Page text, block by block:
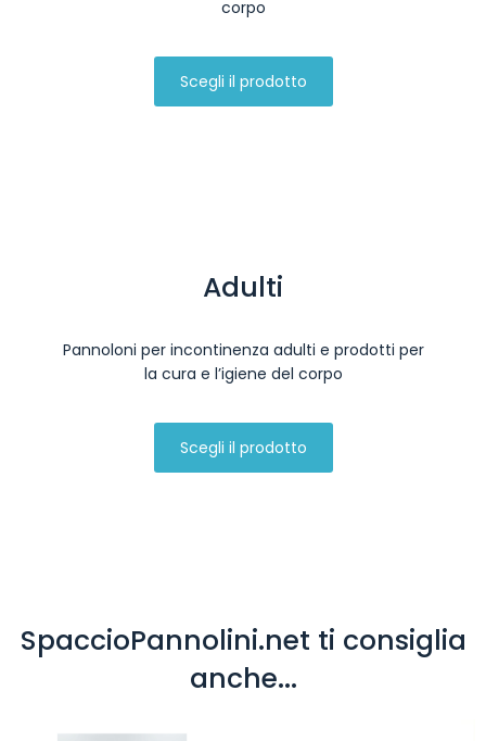
corpo
Scegli il prodotto
Adulti
Pannoloni per incontinenza adulti e prodotti per
la cura e l’igiene del corpo
Scegli il prodotto
SpaccioPannolini.net ti consiglia
anche...